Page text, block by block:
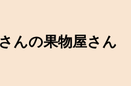
んの果物屋さん